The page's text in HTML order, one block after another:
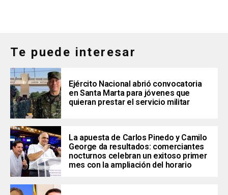
Te puede interesar
Ejército Nacional abrió convocatoria
en Santa Marta para jóvenes que
quieran prestar el servicio militar
La apuesta de Carlos Pinedo y Camilo
George da resultados: comerciantes
nocturnos celebran un exitoso primer
mes con la ampliación del horario